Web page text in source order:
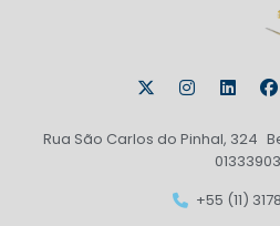
Rua São Carlos do Pinhal, 324
01333903
+55 (11)